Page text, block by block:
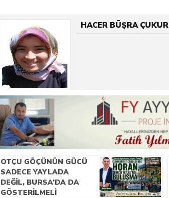
HACER BÜŞRA ÇUKUR
OTÇU GÖÇÜNÜN GÜCÜ
SADECE YAYLADA
DEĞIL, BURSA’DA DA
GÖSTERILMELI